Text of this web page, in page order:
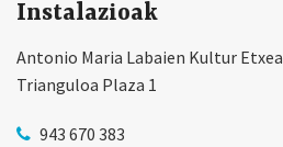
Instalazioak
Antonio Maria Labaien Kultur Etxea
Trianguloa Plaza 1
943 670 383